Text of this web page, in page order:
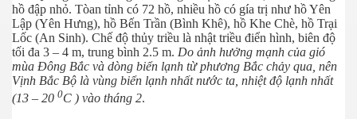
hồ đập nhỏ. Tòan tỉnh có 72 hồ, nhiều hồ có gía trị như hồ Yên
Lập (Yên Hưng), hồ Bến Trần (Bình Khê), hồ Khe Chè, hồ Trại
Lốc (An Sinh). Chế độ thủy triều là nhật triều điển hình, biên độ
tối đa 3 – 4 m, trung bình 2.5 m. Do ảnh hưởng mạnh của gió
mùa Đông Bắc và dòng biển lạnh từ phương Bắc chảy qua, nên
Vịnh Bắc Bộ là vùng biển lạnh nhất nước ta, nhiệt độ lạnh nhất
(13 – 20 0C ) vào tháng 2.